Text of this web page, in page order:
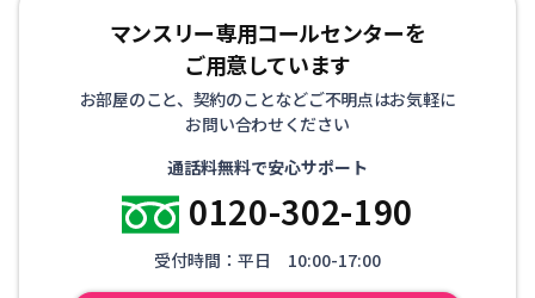
マンスリー専用コールセンターを
ご用意しています
お部屋のこと、契約のことなどご不明点はお気軽に
お問い合わせください
通話料無料で安心サポート
0120-302-190
受付時間：平日 10:00-17:00